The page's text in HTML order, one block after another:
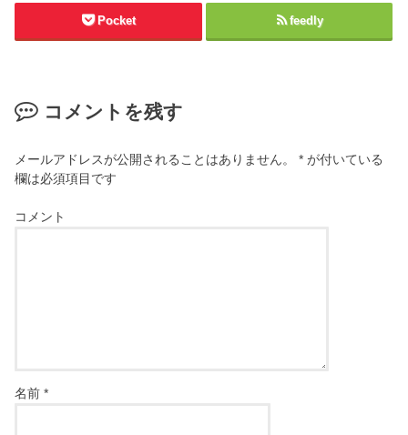
Pocket feedly
コメントを残す
メールアドレスが公開されることはありません。 * が付いている
欄は必須項目です
コメント
名前*